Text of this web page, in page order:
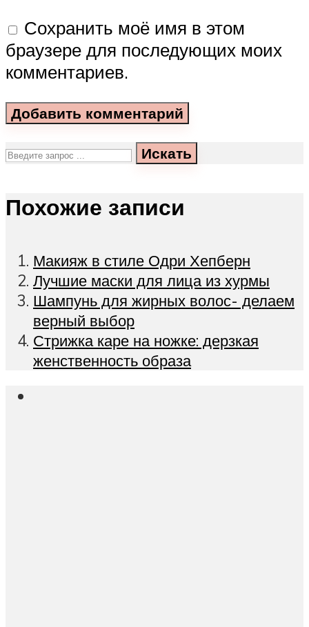
Сохранить моё имя в этом
браузере для последующих моих
комментариев.
Искать
Похожие записи
Макияж в стиле Одри Хепберн
Лучшие маски для лица из хурмы
Шампунь для жирных волос- делаем
верный выбор
Стрижка каре на ножке: дерзкая
женственность образа